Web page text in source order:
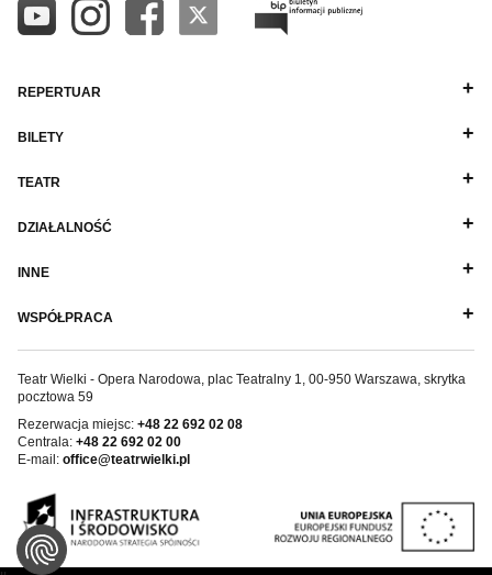
REPERTUAR
BILETY
TEATR
DZIAŁALNOŚĆ
INNE
WSPÓŁPRACA
Teatr Wielki - Opera Narodowa, plac Teatralny 1, 00-950 Warszawa, skrytka
pocztowa 59
Rezerwacja miejsc: +48 22 692 02 08
Centrala: +48 22 692 02 00
E-mail: office@teatrwielki.pl